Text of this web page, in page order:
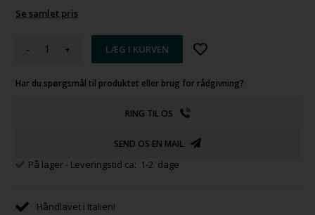
Se samlet pris
- +
Har du spørgsmål til produktet eller brug for rådgivning?
RING TIL OS
SEND OS EN MAIL
På lager - Leveringstid ca: 1-2 dage
Håndlavet i Italien!